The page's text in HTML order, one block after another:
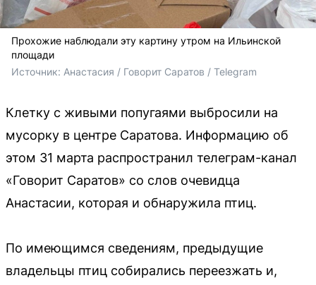
Прохожие наблюдали эту картину утром на Ильинской
площади
Источник: Анастасия / Говорит Саратов / Telegram
Клетку с живыми попугаями выбросили на
мусорку в центре Саратова. Информацию об
этом 31 марта распространил телеграм-канал
«Говорит Саратов» со слов очевидца
Анастасии, которая и обнаружила птиц.
По имеющимся сведениям, предыдущие
владельцы птиц собирались переезжать и,